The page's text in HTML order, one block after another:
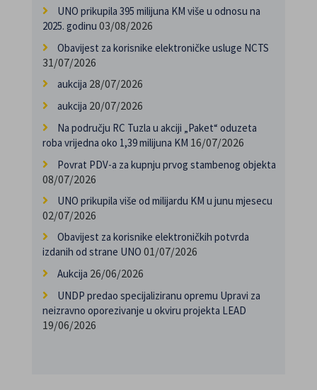
UNO prikupila 395 milijuna KM više u odnosu na
2025. godinu 03/08/2026
Obavijest za korisnike elektroničke usluge NCTS
31/07/2026
aukcija 28/07/2026
aukcija 20/07/2026
Na području RC Tuzla u akciji „Paket“ oduzeta
roba vrijedna oko 1,39 milijuna KM 16/07/2026
Povrat PDV-a za kupnju prvog stambenog objekta
08/07/2026
UNO prikupila više od milijardu KM u junu mjesecu
02/07/2026
Obavijest za korisnike elektroničkih potvrda
izdanih od strane UNO 01/07/2026
Aukcija 26/06/2026
UNDP predao specijaliziranu opremu Upravi za
neizravno oporezivanje u okviru projekta LEAD
19/06/2026